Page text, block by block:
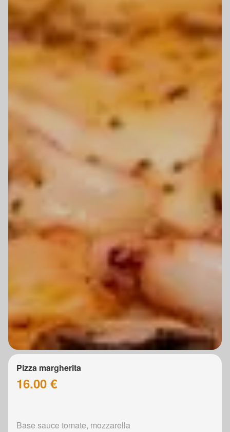
Pizza margherita
16.00 €
Base sauce tomate, mozzarella